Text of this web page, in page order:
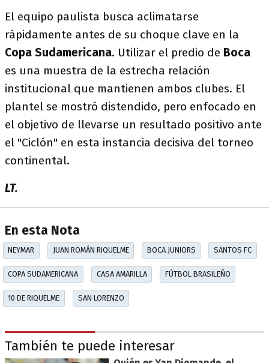
El equipo paulista busca aclimatarse
rápidamente antes de su choque clave en la
Copa Sudamericana. Utilizar el predio de Boca
es una muestra de la estrecha relación
institucional que mantienen ambos clubes. El
plantel se mostró distendido, pero enfocado en
el objetivo de llevarse un resultado positivo ante
el "Ciclón" en esta instancia decisiva del torneo
continental.
LT.
En esta Nota
NEYMAR JUAN ROMÁN RIQUELME BOCA JUNIORS SANTOS FC
COPA SUDAMERICANA CASA AMARILLA FÚTBOL BRASILEÑO
10 DE RIQUELME SAN LORENZO
También te puede interesar